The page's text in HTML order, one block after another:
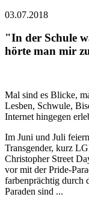
03.07.2018
"In der Schule
hörte man mir
Mal sind es Blicke,
Lesben, Schwule,
Internet hingegen
Im Juni und Juli
Transgender, kurz
Christopher Street
vor mit der Pride-
farbenprächtig durch
Paraden sind ...